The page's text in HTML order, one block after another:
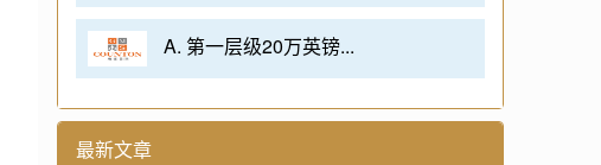
A. 第一层级20万英镑...
最新文章